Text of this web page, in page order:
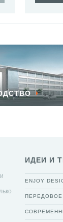
ИДЕИ И
ENJOY